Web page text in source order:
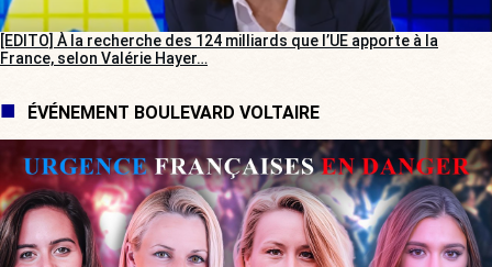
[EDITO] À la recherche des 124 milliards que l’UE apporte à la
France, selon Valérie Hayer…
ÉVÉNEMENT BOULEVARD VOLTAIRE